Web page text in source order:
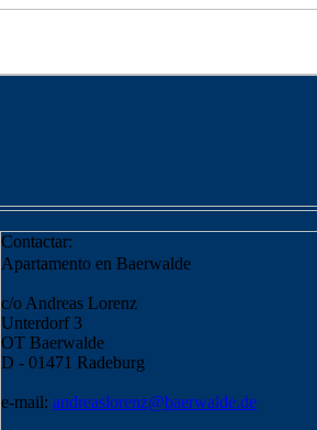
Contactar:
Apartamento en Baerwalde
c/o Andreas Lorenz
Unterdorf 3
OT Baerwalde
D - 01471 Radeburg
e-mail: andreaslorenz@baerwalde.de